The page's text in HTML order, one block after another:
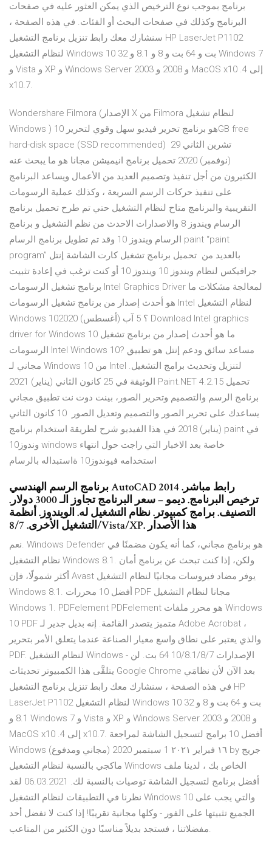
برنامج بموجب نوع الترخيص الذي يمكن العثور عليه في صفحات
البرنامج وكذلك في صفحات البحث أو الفئات. في هذه الصفحة ،
سنشارك معك رابط تنزيل برنامج التشغيل HP LaserJet P1102
لنظام التشغيل Windows 10 32 بت و 64 بت و 8 و 8.1 و Windows 7
و Vista و XP و Windows Server 2003 و 2008 و MacOS x10 .4 إلى
x10.7.
Wondershare Filmora (الإصدار X من Filmora لنظام تشغيل
Windows ) هو برنامج تحرير فيديو سهل وقوي لتحرير 10GB free
hard-disk space (SSD recommended) 29 تشرين الثاني
(نوفمبر) 2020 تحميل برنامج انيميشن مجانا هو ما يبحث عنه
الكثيرون من أجل تنفيذ وتصميم العديد من الأعمال ويساعد البرنامج
على تنفيذ حركات الرسم السريعة ، وكذلك عملية الرسومات
التقريبية والبرنامج متاح لنظام التشغيل حتي تم طرح تحميل برنامج
الرسام ويندوز 8 والاصدارات الاحدث من نظم التشغيل و برنامج
الرسام ويندوز 10 وقد تم تطويل برنامج الرسام paint “paint
program” بالعديد من تحميل برنامج تشغيل كارت الشاشة إنتل
جرافيكس لنظام ويندوز 10 ويندوز 10 أو كنت ترغب في إعادة تثبيت
برنامج تشغيل الرسومات Intel Graphics Driver لمعالجة مشكلات ما
هو أحدث إصدار من برنامج تشغيل الرسومات Intel لنظام التشغيل
Windows 10؟ 5 آب (أغسطس) 2020 Download Intel graphics
driver for Windows 10 ما هو أحدث إصدار من برنامج تشغيل
الرسومات Intel Windows 10? مساعد سائق ودعم إنتل هو تطبيق
مجاني لـ Windows 10 من Intel لتنزيل وتحديث برامج التشغيل.
الوثيقة في 25 كانون الثاني (يناير) 2021 Paint.NET 4.2.15 تحميل
برنامج الرسم والتصميم وتحرير الصور، بينت دوت نت تطبيق مجاني
يساعدك على تحرير الصور والتصميم وتعديل الصور 10 كانون الثاني
(يناير) 2018 في هذا الفيديو شرح لطريقة استخدام برنامج paint في
وندوز10 windows خاصة بعد الاخبار التي راجت حول انتهاء
برنامج الرسم الهندسي AutoCAD 2014 رابط مباشر.
ترخيص البرنامج. ديمو – سعر البرنامج تجاوز الـ 3000 دولار.
التصنيف. برامج كمبيوتر. نظام التشغيل له. الويندوز. أنظمة
التشغيل الأخرى. 8/7/Vista/XP. هذا الأصدار
نعم. Windows Defender هو برنامج مجاني، كما أنه يكون مضمنًا في
نظام التشغيل Windows 8.1. ولكن، إذا كنت تبحث عن برنامج أمان
أكثر شمولًا، فإن Avast يوفر مضاد فيروسات مجانيًا لنظام التشغيل
Windows 8.1. أفضل 10 محررات PDF مجانا لنظام التشغيل
Windows 1. PDFelement PDFelement هو محرر ملفات Windows
10 PDF متميز يتصدر القائمة. إنه بديل جدير لـ Adobe Acrobat ،
والذي يعتبر على نطاق واسع معيار الصناعة عندما يتعلق الأمر بتحرير
PDF. لنظام التشغيل Windows - الإصدارات 10/8.1/8/7 64 بت. لن
يتلقَّى هذا الكمبيوتر تحديثات Google Chrome بعد الآن لأن نظامَي
في هذه الصفحة ، سنشارك معك رابط تنزيل برنامج التشغيل HP
LaserJet P1102 لنظام التشغيل Windows 10 32 بت و 64 بت و 8 و
8.1 و Windows 7 و Vista و XP و Windows Server 2003 و 2008 و
MacOS x10 .4 إلى x10.7. أفضل 10 برامج لتسجيل الشاشة لمراجعة
Windows (مجاني ومدفوع) ١٦ فبراير ٢٠٢١ 1 سبتمبر 2020 by جريج
ماكجي بالنسبة لنظام التشغيل Windows الخاص بك ، لدينا ملف
أفضل برنامج لتسجيل الشاشة توصيات بالنسبة لك. 06.03.2021 لقد
نظرنا في التطبيقات لنظام التشغيل Windows 10 والتي يجب على
الجميع تثبيتها على الفور - وكلها مجانية تقريبًا! إذا كنت لا تفضل أحد
مفضلاتنا ، فستجد بديلاً مناسبًا دون الكثير من المتاعب.